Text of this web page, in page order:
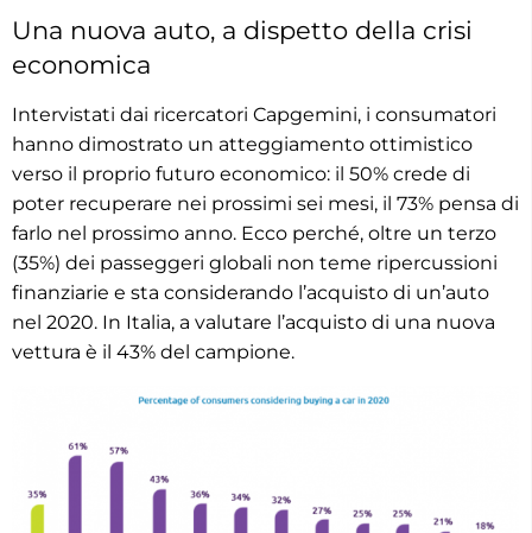
Una nuova auto, a dispetto della crisi
economica
Intervistati dai ricercatori Capgemini, i consumatori
hanno dimostrato un atteggiamento ottimistico
verso il proprio futuro economico: il 50% crede di
poter recuperare nei prossimi sei mesi, il 73% pensa di
farlo nel prossimo anno. Ecco perché, oltre un terzo
(35%) dei passeggeri globali non teme ripercussioni
finanziarie e sta considerando l’acquisto di un’auto
nel 2020. In Italia, a valutare l’acquisto di una nuova
vettura è il 43% del campione.